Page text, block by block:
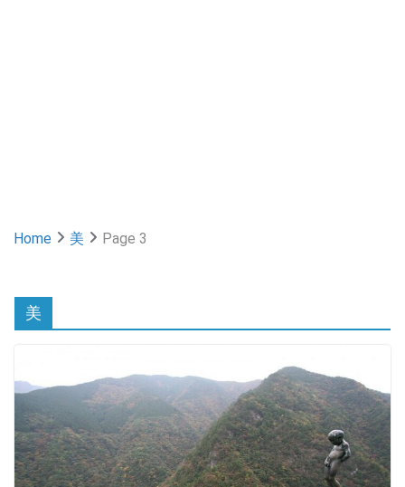
Home 美 Page 3
美